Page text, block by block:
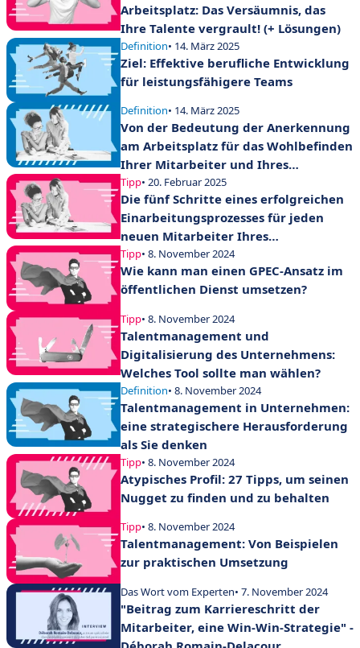
Arbeitsplatz: Das Versäumnis, das
Ihre Talente vergrault! (+ Lösungen)
Definition• 14. März 2025
Ziel: Effektive berufliche Entwicklung
für leistungsfähigere Teams
Definition• 14. März 2025
Von der Bedeutung der Anerkennung
am Arbeitsplatz für das Wohlbefinden
Ihrer Mitarbeiter und Ihres
Unternehmens
Tipp• 20. Februar 2025
Die fünf Schritte eines erfolgreichen
Einarbeitungsprozesses für jeden
neuen Mitarbeiter Ihres
Unternehmens
Tipp• 8. November 2024
Wie kann man einen GPEC-Ansatz im
öffentlichen Dienst umsetzen?
Tipp• 8. November 2024
Talentmanagement und
Digitalisierung des Unternehmens:
Welches Tool sollte man wählen?
Definition• 8. November 2024
Talentmanagement in Unternehmen:
eine strategischere Herausforderung
als Sie denken
Tipp• 8. November 2024
Atypisches Profil: 27 Tipps, um seinen
Nugget zu finden und zu behalten
Tipp• 8. November 2024
Talentmanagement: Von Beispielen
zur praktischen Umsetzung
Das Wort vom Experten• 7. November 2024
"Beitrag zum Karriereschritt der
Mitarbeiter, eine Win-Win-Strategie" -